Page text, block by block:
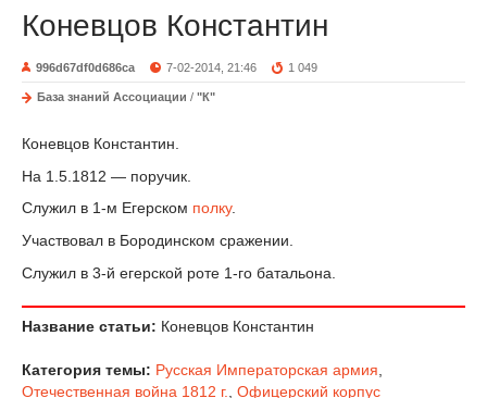
Коневцов Константин
996d67df0d686ca 7-02-2014, 21:46 1 049
База знаний Ассоциации / "К"
Коневцов Константин.
На 1.5.1812 — поручик.
Служил в 1-м Егерском полку.
Участвовал в Бородинском сражении.
Служил в 3-й егерской роте 1-го батальона.
Название статьи: Коневцов Константин
Категория темы: Русская Императорская армия
Отечественная война 1812 г.
Офицерский корпус